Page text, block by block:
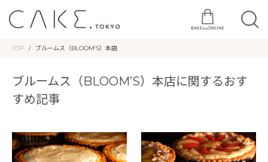
TOP ブルームス（BLOOM’S）本店
ブルームス（BLOOM’S）本店に関するおす
すめ記事